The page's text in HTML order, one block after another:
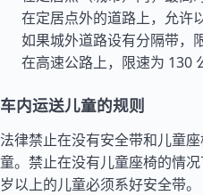
在定居点外的道路上，允许
如果城外道路设有分隔带，
在高速公路上，限速为 130
车内运送儿童的规则
法律禁止在没有安全带和儿童
童。禁止在没有儿童座椅的情
岁以上的儿童必须系好安全带。